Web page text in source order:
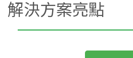
解決方案亮點